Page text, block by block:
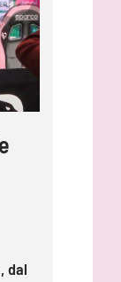
dal